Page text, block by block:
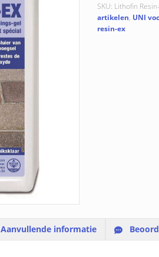
SKU: Lithofin
artikelen, UNI
resin-ex
Aanvullende informatie